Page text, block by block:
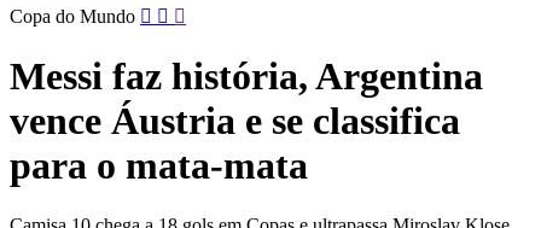
Pular
para
conteúdo
Copa do Mundo
Messi faz história, Argentina
vence Áustria e se classifica
para o mata-mata